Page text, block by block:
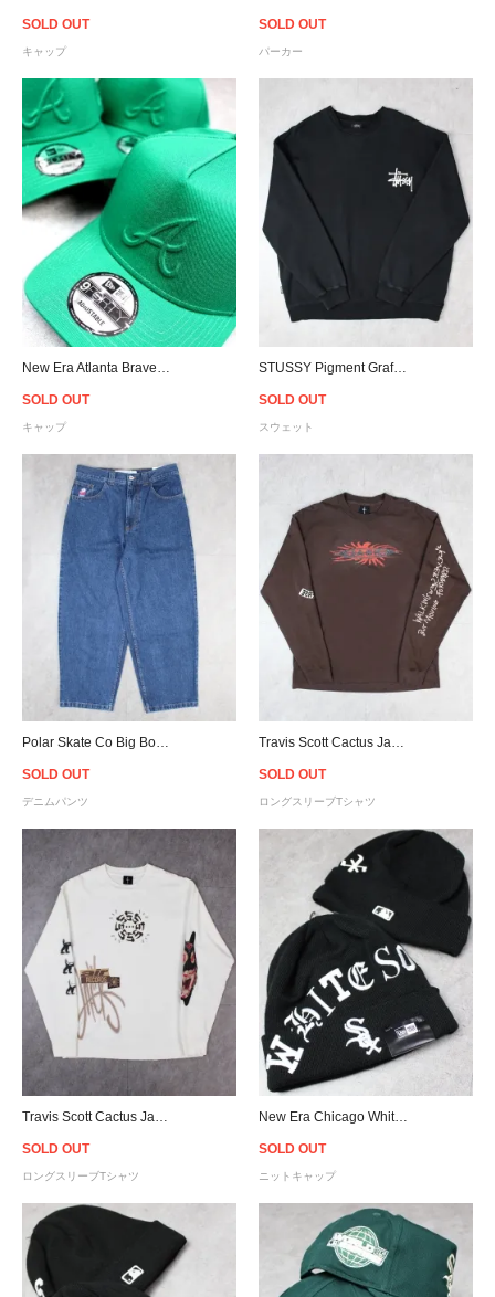
SOLD OUT
キャップ
SOLD OUT
パーカー
SOLD OUT
キャップ
STUSSY Pigment Graffiti Crewneck Sweat - Black
SOLD OUT
スウェット
SOLD OUT
デニムパンツ
SOLD OUT
ロングスリーブTシャツ
SOLD OUT
ロングスリーブTシャツ
New Era Chicago White Sox Old English Letter Cuffed Knit Beanie - Black
SOLD OUT
ニットキャップ